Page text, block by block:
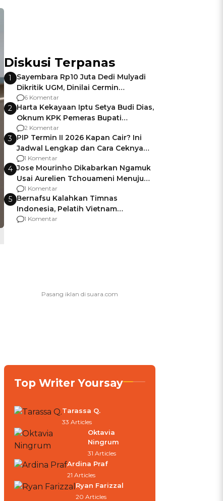
Diskusi Terpanas
1
Sayembara Rp10 Juta Dedi Mulyadi
Dikritik UGM, Dinilai Cermin
Gagalnya Negara Jamin Keamanan
6 Komentar
2 Harta Kekayaan Iptu Setya Budi Dias,
Oknum KPK Pemeras Bupati
Pemalang
2 Komentar
3 PIP Termin II 2026 Kapan Cair? Ini
Jadwal Lengkap dan Cara Ceknya
agar Dana Tidak Hangus!
1 Komentar
4 Jose Mourinho Dikabarkan Ngamuk
Usai Aurelien Tchouameni Menuju
Manchester United
1 Komentar
5 Bernafsu Kalahkan Timnas
Indonesia, Pelatih Vietnam
Berencana Pakai Jimat di Pakansari
1 Komentar
Top Writer Yoursay
Tarassa Q.
33 Articles
Oktavia
Ningrum
31 Articles
Ardina Praf
21 Articles
Ryan Farizzal
20 Articles